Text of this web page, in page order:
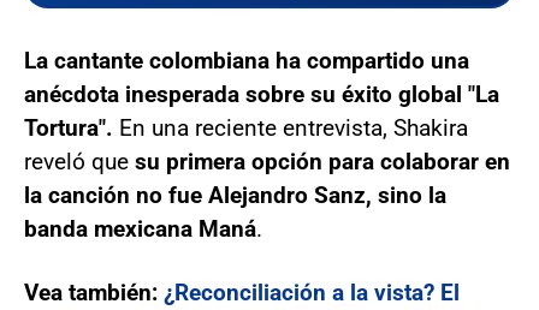
La cantante colombiana ha compartido una
anécdota inesperada sobre su éxito global "La
Tortura". En una reciente entrevista, Shakira
reveló que su primera opción para colaborar en
la canción no fue Alejandro Sanz, sino la
banda mexicana Maná.
Vea también: ¿Reconciliación a la vista? El